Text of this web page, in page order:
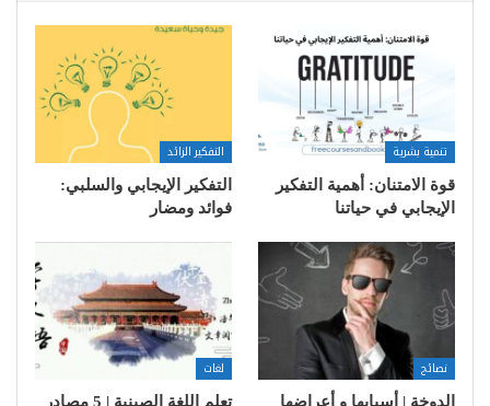
تنمية بشرية
قوة الامتنان: أهمية التفكير
الإيجابي في حياتنا
التفكير الزائد
التفكير الإيجابي والسلبي:
فوائد ومضار
نصائح
الدوخة | أسبابها و أعراضها
لغات
تعلم اللغة الصينية | 5 مصادر